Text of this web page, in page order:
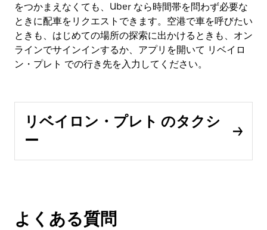
をつかまえなくても、Uber なら時間帯を問わず必要な
ときに配車をリクエストできます。空港で車を呼びたい
ときも、はじめての場所の探索に出かけるときも、オン
ラインでサインインするか、アプリを開いて リベイロ
ン・プレト での行き先を入力してください。
リベイロン・プレト のタクシ
ー
よくある質問